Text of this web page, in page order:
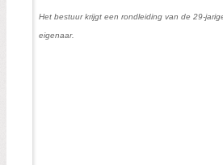
Het bestuur krijgt een rondleiding van de 29-
eigenaar.